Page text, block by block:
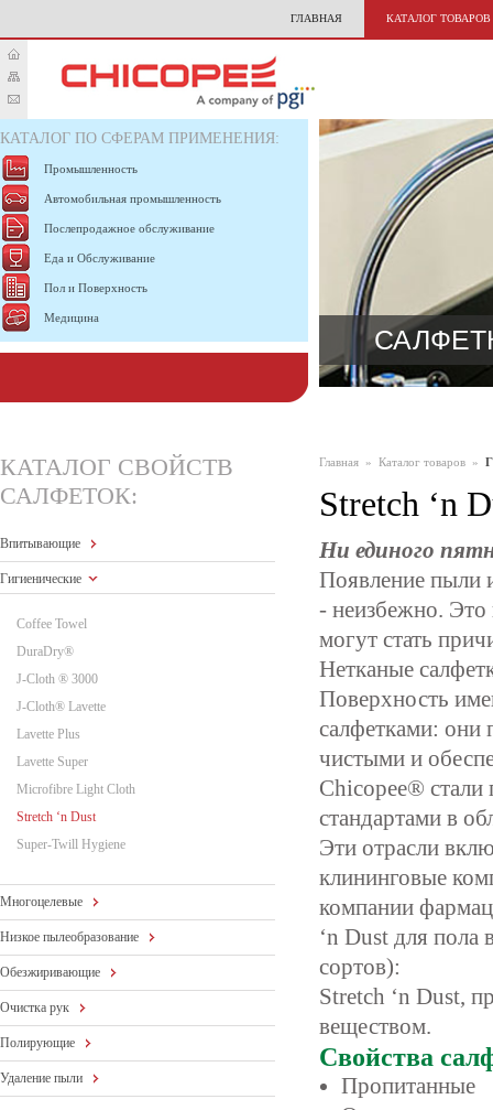
ГЛАВНАЯ КАТАЛОГ ТОВАРОВ
КАТАЛОГ ПО СФЕРАМ ПРИМЕНЕНИЯ:
Промышленность
Автомобильная промышленность
Послепродажное обслуживание
Еда и Обслуживание
Пол и Поверхность
Медицина
КАТАЛОГ СВОЙСТВ
САЛФЕТОК:
Впитывающие
Гигиенические
Coffee Towel
DuraDry®
J-Cloth ® 3000
J-Cloth® Lavette
Lavette Plus
Lavette Super
Microfibre Light Cloth
Stretch ‘n Dust
Super-Twill Hygiene
Многоцелевые
Низкое пылеобразование
Обезжиривающие
Очистка рук
Полирующие
Удаление пыли
Главная » Каталог товаров »
Stretch ‘n
Ни единого
Появление пыли
- неизбежно. Это
могут стать
Нетканые
Поверхность
салфетками: они
чистыми и
Chicopee® стали
стандартами в
Эти отрасли
клининговые
компании
‘n Dust для пола
сортов):
Stretch ‘n Dust,
веществом.
Свойства
Пропитанные